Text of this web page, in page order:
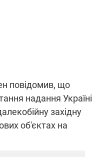
повідомив, що
надання Україні
західну
об'єктах на